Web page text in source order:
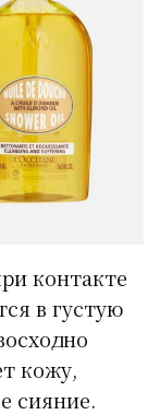
контакте
в густую
кожу,
сияние.